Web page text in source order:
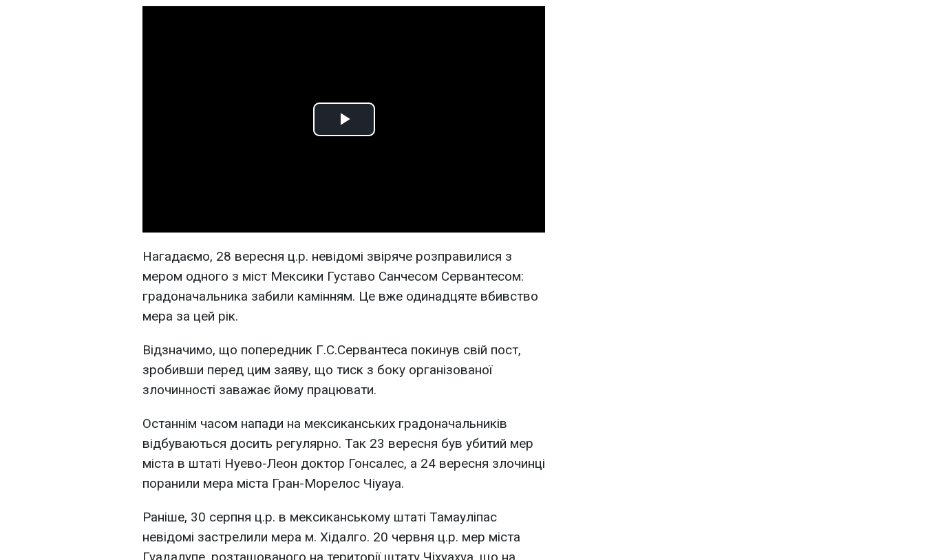
Play
Нагадаємо, 28 вересня ц.р. невідомі звіряче розправилися з
мером одного з міст Мексики Густаво Санчесом Сервантесом:
градоначальника забили камінням. Це вже одинадцяте вбивство
мера за цей рік.
Відзначимо, що попередник Г.С.Сервантеса покинув свій пост,
зробивши перед цим заяву, що тиск з боку організованої
злочинності заважає йому працювати.
Останнім часом напади на мексиканських градоначальників
відбуваються досить регулярно. Так 23 вересня був убитий мер
міста в штаті Нуево-Леон доктор Гонсалес, а 24 вересня злочинці
поранили мера міста Гран-Морелос Чіуауа.
Раніше, 30 серпня ц.р. в мексиканському штаті Тамауліпас
невідомі застрелили мера м. Хідалго. 20 червня ц.р. мер міста